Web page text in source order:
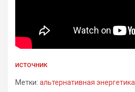
источник
Метки: альтернативная энергетика